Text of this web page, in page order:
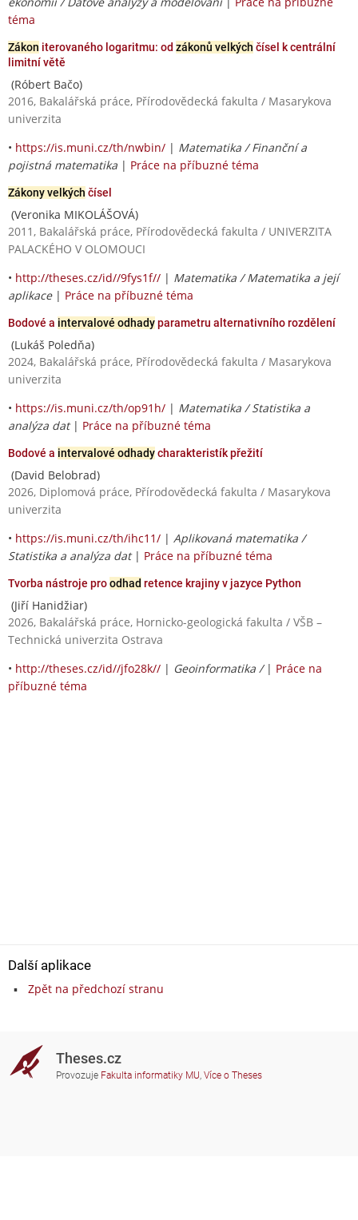
téma
Zákon iterovaného logaritmu: od zákonů velkých čísel k centrální
limitní větě
(Róbert Bačo)
2016, Bakalářská práce, Přírodovědecká fakulta / Masarykova
univerzita
• https://is.muni.cz/th/nwbin/ | Matematika / Finanční a
pojistná matematika | Práce na příbuzné téma
Zákony velkých čísel
(Veronika MIKOLÁŠOVÁ)
2011, Bakalářská práce, Přírodovědecká fakulta / UNIVERZITA
PALACKÉHO V OLOMOUCI
• http://theses.cz/id//9fys1f// | Matematika / Matematika a její
aplikace| Práce na příbuzné téma
Bodové a intervalové odhadyparametru alternativního rozdělení
(Lukáš Poledňa)
2024, Bakalářská práce, Přírodovědecká fakulta / Masarykova
univerzita
• https://is.muni.cz/th/op91h/ | Matematika / Statistika a
analýza dat| Práce na příbuzné téma
Bodové a intervalové odhadycharakteristík přežití
(David Belobrad)
2026, Diplomová práce, Přírodovědecká fakulta / Masarykova
univerzita
• https://is.muni.cz/th/ihc11/ | Aplikovaná matematika /
Statistika a analýza dat| Práce na příbuzné téma
Tvorba nástroje proodhad retence krajiny v jazyce Python
(Jiří Hanidžiar)
2026, Bakalářská práce, Hornicko-geologická fakulta / VŠB –
Technická univerzita Ostrava
• http://theses.cz/id//jfo28k// | Geoinformatika / | Práce na
příbuzné téma
Další aplikace
Zpět na předchozí stranu
Theses.cz
Provozuje Fakulta informatiky MU, Více o Theses